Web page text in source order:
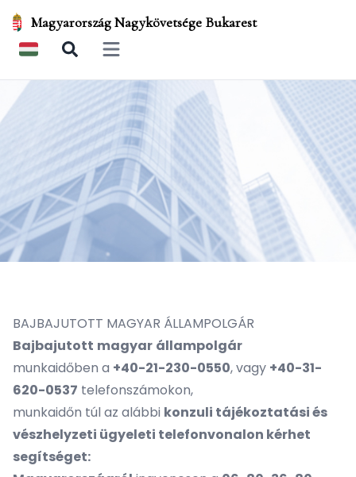
Magyarország Nagykövetsége Bukarest
Open main menu
BAJBAJUTOTT MAGYAR ÁLLAMPOLGÁR
Bajbajutott magyar állampolgár
munkaidőben a +40-21-230-0550, vagy +40-31-
620-0537 telefonszámokon,
munkaidőn túl az alábbi konzuli tájékoztatási és
vészhelyzeti ügyeleti telefonvonalon kérhet
segítséget: